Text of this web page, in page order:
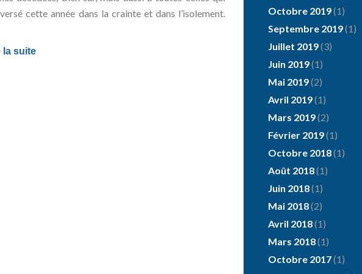
cette année dans la crainte et dans l’isolement.
la suite
Octobre 2019(1)
Septembre 2019(1)
Juillet 2019(3)
Juin 2019(1)
Mai 2019(2)
Avril 2019(1)
Mars 2019(2)
Février 2019(1)
Octobre 2018(1)
Août 2018(1)
Juin 2018(1)
Mai 2018(2)
Avril 2018(1)
Mars 2018(1)
Octobre 2017(1)